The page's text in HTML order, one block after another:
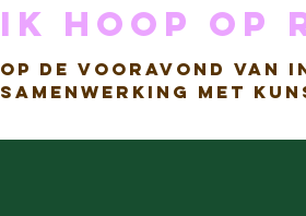
Ik hoop op
Op de vooravond van
samenwerking met